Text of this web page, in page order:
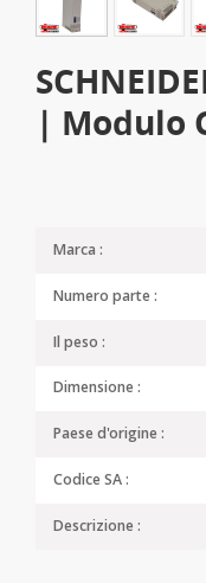
| Modulo
Marca :
Numero parte :
Il peso :
Dimensione :
Paese d'origine :
Codice SA :
Descrizione :